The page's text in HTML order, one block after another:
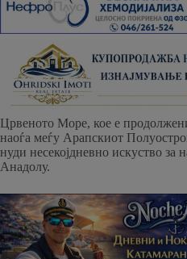
Црвеното Море, кое е
наоѓа меѓу Арапскиот
нуди несекојдневно искуство за
Анадолу.